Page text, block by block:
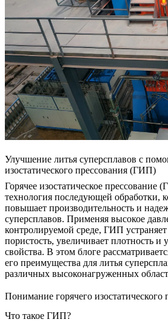
Улучшение литья суперсплавов с
изостатического прессования (ГИП)
Горячее изостатическое прессование
технология последующей обработки,
повышает производительность и
суперсплавов. Применяя высокое
контролируемой среде, ГИП
пористость, увеличивает плотность и
свойства. В этом блоге
его преимущества для литья
различных высоконагруженных
Понимание горячего
Что такое ГИП?